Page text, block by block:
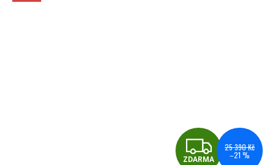
ZDARMA
25 390 Kč
–21 %